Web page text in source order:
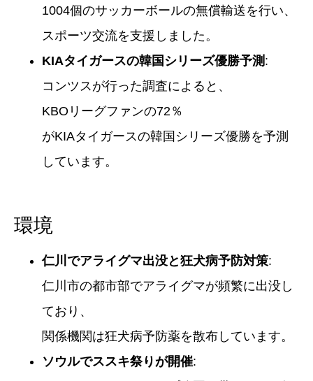
1004個のサッカーボールの無償輸送を行い、
スポーツ交流を支援しました。
KIAタイガースの韓国シリーズ優勝予測 :
コンツスが行った調査によると、
KBOリーグファンの72％
がKIAタイガースの韓国シリーズ優勝を予測
しています。
環境
仁川でアライグマ出没と狂犬病予防対策:
仁川市の都市部でアライグマが頻繁に出没し
ており、
関係機関は狂犬病予防薬を散布しています。
ソウルでススキ祭りが開催: